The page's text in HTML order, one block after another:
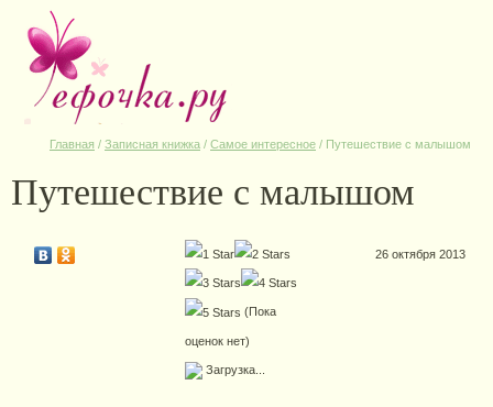
Главная / Записная книжка / Самое интересное / Путешествие с малышом
Путешествие с малышом
(Пока
оценок нет)
Загрузка...
26 октября 2013